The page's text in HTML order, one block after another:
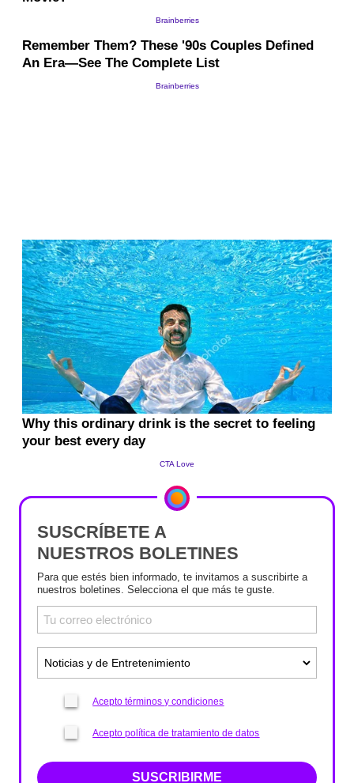
SUSCRÍBETE A
NUESTROS BOLETINES
Para que estés bien informado, te invitamos a suscribirte a
nuestros boletines. Selecciona el que más te guste.
Acepto términos y condiciones
Acepto política de tratamiento de datos
SUSCRIBIRME